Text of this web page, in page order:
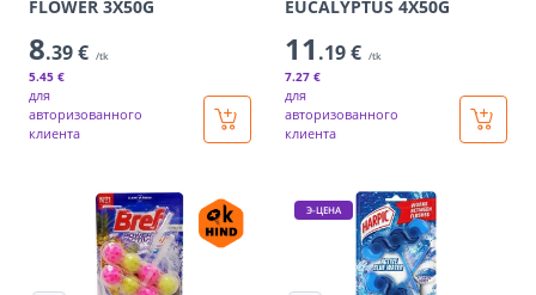
FLOWER 3X50G
8.39 € /tk
5.45 €
для
авторизованного
клиента
EUCALYPTUS 4X50G
11 .19 € /tk
7.27 €
для
авторизованного
клиента
Э-ЦЕНА